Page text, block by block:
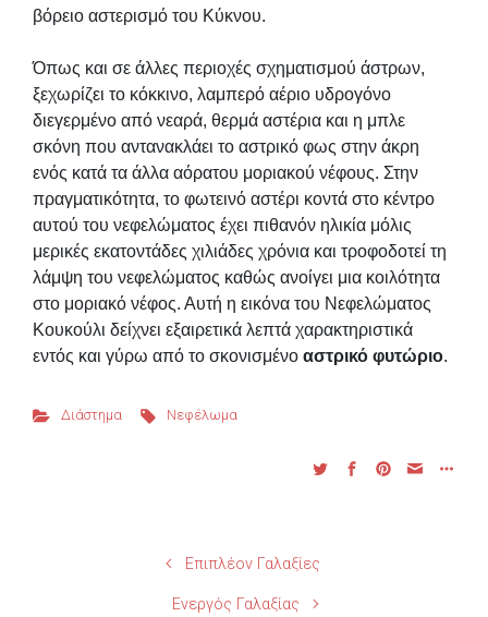
βόρειο αστερισμό του Κύκνου.
Όπως και σε άλλες περιοχές σχηματισμού άστρων,
ξεχωρίζει το κόκκινο, λαμπερό αέριο υδρογόνο
διεγερμένο από νεαρά, θερμά αστέρια και η μπλε
σκόνη που αντανακλάει το αστρικό φως στην άκρη
ενός κατά τα άλλα αόρατου μοριακού νέφους. Στην
πραγματικότητα, το φωτεινό αστέρι κοντά στο κέντρο
αυτού του νεφελώματος έχει πιθανόν ηλικία μόλις
μερικές εκατοντάδες χιλιάδες χρόνια και τροφοδοτεί τη
λάμψη του νεφελώματος καθώς ανοίγει μια κοιλότητα
στο μοριακό νέφος. Αυτή η εικόνα του Νεφελώματος
Κουκούλι δείχνει εξαιρετικά λεπτά χαρακτηριστικά
εντός και γύρω από το σκονισμένο αστρικό φυτώριο.
Διάστημα Νεφέλωμα
Επιπλέον Γαλαξίες
Ενεργός Γαλαξίας